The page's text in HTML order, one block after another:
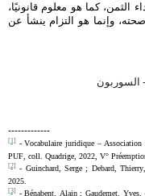
الثمن، كما هو معلوم قانونيًا،
وإنما هو التزام ينشأ عن
-------------
[1] - Vocabulaire juridique –
PUF, coll. Quadrige, 2022, V°
[2] - Guinchard, Serge ; Debard,
2025.
[3] - Bénabent, Alain ; Gaudemet, Yves,